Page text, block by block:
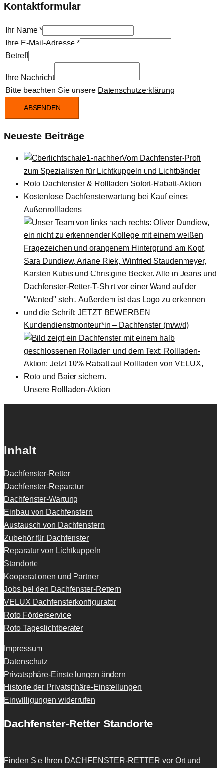
Kontaktformular
Ihr Name *
Ihre E-Mail-Adresse *
Betreff
Ihre Nachricht
Bitte beachten Sie unsere Datenschutzerklärung
ABSENDEN
Neueste Beiträge
Vom Dachfenster-Profi
zum Spezialisten für Lichtkuppeln und Lichtbänder
Roto Dachfenster & Rollladen Sofort-Rabatt-Aktion
Kostenlose Dachfensterwartung bei Kauf eines
Außenrollladens
Kundendienstmonteur*in – Dachfenster (m/w/d)
Unsere Rollladen-Aktion
Inhalt
Dachfenster-Retter
Dachfenster-Reparatur
Dachfenster-Wartung
Einbau von Dachfenstern
Austausch von Dachfenstern
Zubehör für Dachfenster
Reparatur von Lichtkuppeln
Standorte
Kooperationen und Partner
Jobs bei den Dachfenster-Rettern
VELUX Dachfensterkonfigurator
Roto Förderservice
Roto Tageslichtberater
Impressum
Datenschutz
Privatsphäre-Einstellungen ändern
Historie der Privatsphäre-Einstellungen
Einwilligungen widerrufen
Dachfenster-Retter Standorte
Finden Sie Ihren DACHFENSTER-RETTER vor Ort und